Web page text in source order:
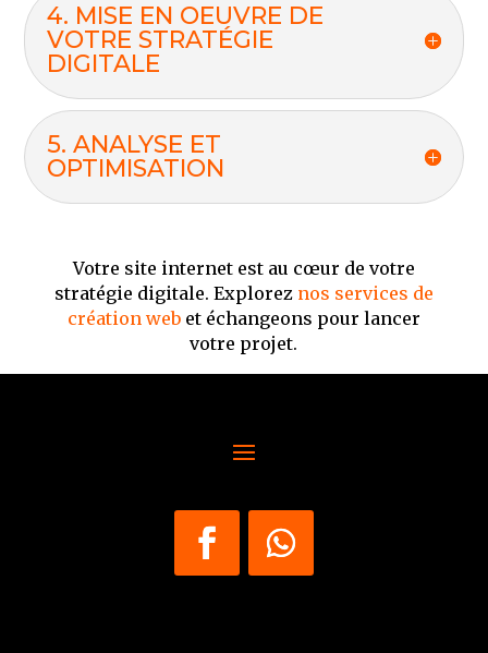
4. MISE EN OEUVRE DE
VOTRE STRATÉGIE
DIGITALE
5. ANALYSE ET
OPTIMISATION
Votre site internet est au cœur de votre
stratégie digitale. Explorez nos services de
création web et échangeons pour lancer
votre projet.